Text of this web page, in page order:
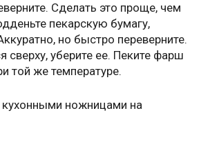
Сделать это проще, чем
пекарскую бумагу,
но быстро переверните.
сверху, уберите ее. Пеките фарш
той же температуре.
кухонными ножницами на